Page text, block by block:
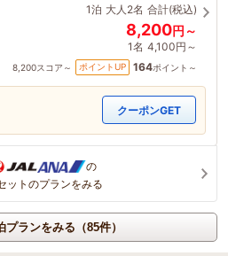
1泊 大人2名 合計(税込)
8,200円～
1名 4,100円～
8,200スコア～ ポイントUP 164ポイント～
クーポンGET
の
ットのプランをみる
プランをみる（85件）